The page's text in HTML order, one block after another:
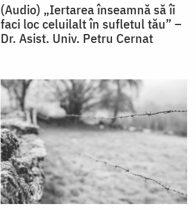
(Audio) „Iertarea înseamnă să îi
faci loc celuilalt în sufletul tău” –
Dr. Asist. Univ. Petru Cernat